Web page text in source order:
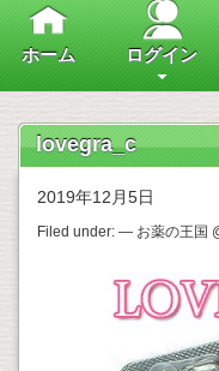
ホーム ログイン
lovegra_c
2019年12月5日
Filed under: — お薬の王国